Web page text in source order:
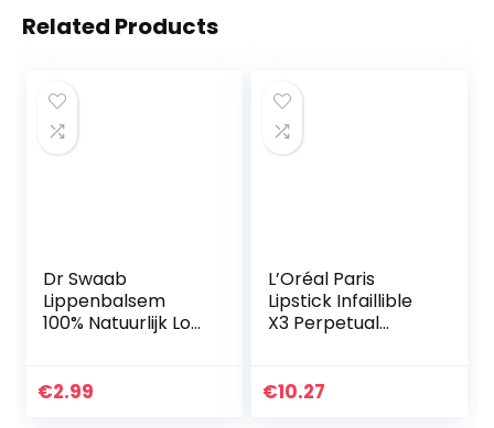
Related Products
Dr Swaab
Lippenbalsem
100% Natuurlijk Los,
€2.99
L’Oréal Paris
Lipstick Infaillible
X3 Perpetual
€10.27